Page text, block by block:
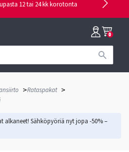
12 tai 24 kk korotonta
0
>Rataspakat >
alkaneet! Sähköpyöriä nyt jopa -50% –